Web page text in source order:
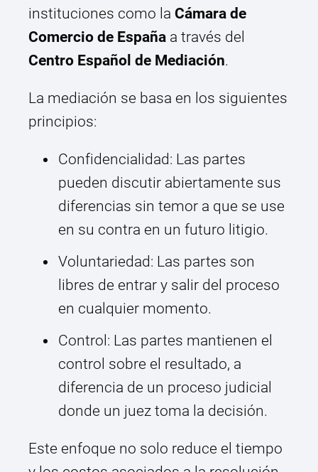
instituciones como la Cámara de
Comercio de España a través del
Centro Español de Mediación.
La mediación se basa en los siguientes
principios:
Confidencialidad: Las partes
pueden discutir abiertamente sus
diferencias sin temor a que se use
en su contra en un futuro litigio.
Voluntariedad: Las partes son
libres de entrar y salir del proceso
en cualquier momento.
Control: Las partes mantienen el
control sobre el resultado, a
diferencia de un proceso judicial
donde un juez toma la decisión.
Este enfoque no solo reduce el tiempo